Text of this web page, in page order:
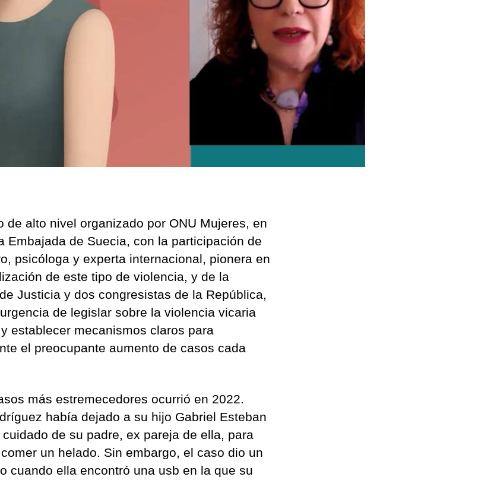
de alto nivel organizado por ONU Mujeres, en
Embajada de Suecia, con la participación de
psicóloga y experta internacional, pionera en
de este tipo de violencia, y de la
Justicia y dos congresistas de la República,
de legislar sobre la violencia vicaria
establecer mecanismos claros para
el preocupante aumento de casos cada
más estremecedores ocurrió en 2022.
había dejado a su hijo Gabriel Esteban
de su padre, ex pareja de ella, para
un helado. Sin embargo, el caso dio un
cuando ella encontró una usb en la que su